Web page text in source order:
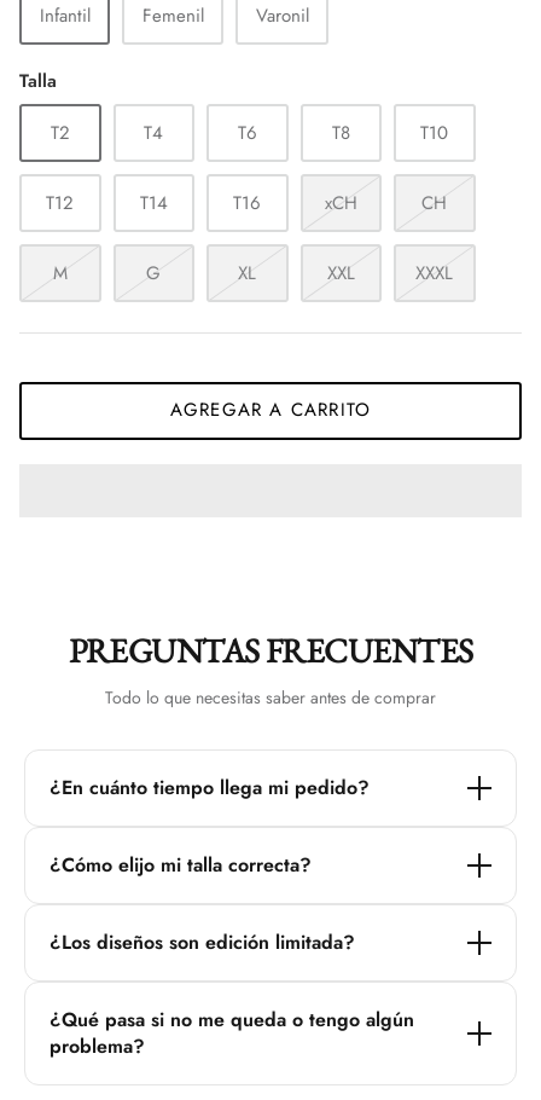
Infantil
Femenil Varonil
Talla
T2
T4 T6 T8 T10
T12 T14 T16 xCH CH
M G XL XXL XXXL
AGREGAR A CARRITO
PREGUNTAS FRECUENTES
Todo lo que necesitas saber antes de comprar
¿En cuánto tiempo llega mi pedido?
hábiles. Recibirás un número de rastreo una vez que tu
¿Cómo elijo mi talla correcta?
producto. Si tienes dudas, contáctanos por WhatsApp y te
¿Los diseños son edición limitada?
limitadas. Cuando un drop se agota, es posible que no
vuelva igual.
¿Qué pasa si no me queda o tengo algún
problema?